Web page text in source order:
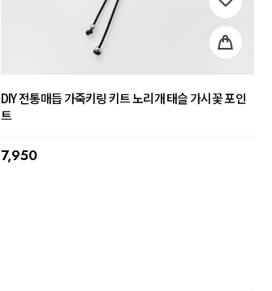
DIY 전통매듭 가죽키링 키트 노리개 태슬 가시꽃 포인
트
7,950